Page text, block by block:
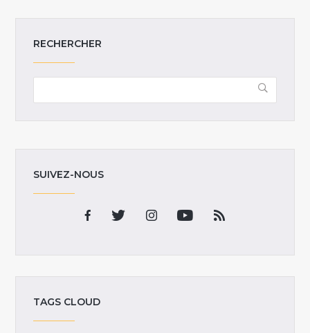
RECHERCHER
SUIVEZ-NOUS
TAGS CLOUD